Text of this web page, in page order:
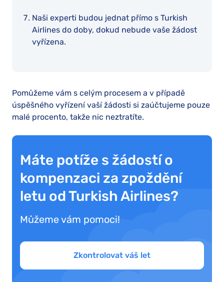
Naši experti budou jednat přímo s Turkish
Airlines do doby, dokud nebude vaše žádost
vyřízena.
Pomůžeme vám s celým procesem a v případě
úspěšného vyřízení vaší žádosti si zaúčtujeme pouze
malé procento, takže nic neztratíte.
Máte potíže s žádostí o
kompenzaci za zpoždění
letu od Turkish Airlines?
Můžeme vám pomoci!
Zkontrolovat váš let